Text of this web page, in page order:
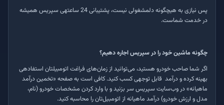
پس نیازی به هیچ­گونه دل­مشغولی نیست، پشتیبانی 24 ساعته­­ی سپریس همیشه
در خدمت شماست.
چگونه ماشین خود را در سپریس اجاره دهیم؟
اگر شما صاحب خودرو هستید، می‌توانید از زمان‌های فراغت اتومبیلتان استفاده­ی
بهینه کرده و درآمد قابل توجهی کسب کنید. کافی است به صفحه «تخمین درآمد
ماهیانه» در وب‌سایت سپریس سر بزنید و با وارد کردن مشخصات خودرو (نام،
مدل و ارزش خودرو) درآمد ماهیانه از اتومبیل‌تان را محاسبه کنید.